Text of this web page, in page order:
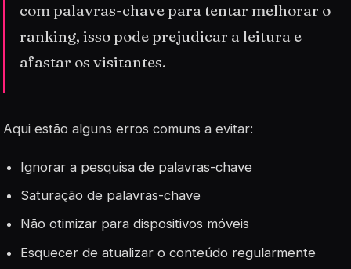
com palavras-chave para tentar melhorar o
ranking, isso pode prejudicar a leitura e
afastar os visitantes.
Aqui estão alguns erros comuns a evitar:
Ignorar a pesquisa de palavras-chave
Saturação de palavras-chave
Não otimizar para dispositivos móveis
Esquecer de atualizar o conteúdo regularmente